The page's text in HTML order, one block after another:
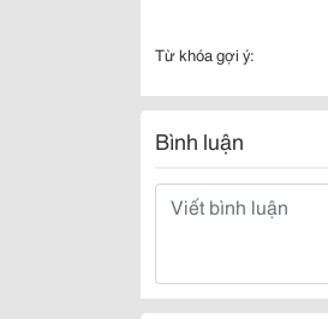
Từ khóa gợi ý:
Bình luận